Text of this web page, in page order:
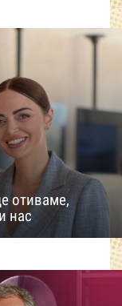
отиваме,
нас